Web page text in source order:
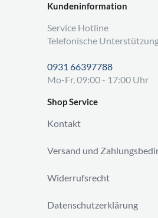
Kundeninformation
Service Hotline
Telefonische
0931 66397788
Mo-Fr, 09:00 - 17:00 Uhr
Shop Service
Kontakt
Versand und
Widerrufsrecht
Datenschutzerklärung